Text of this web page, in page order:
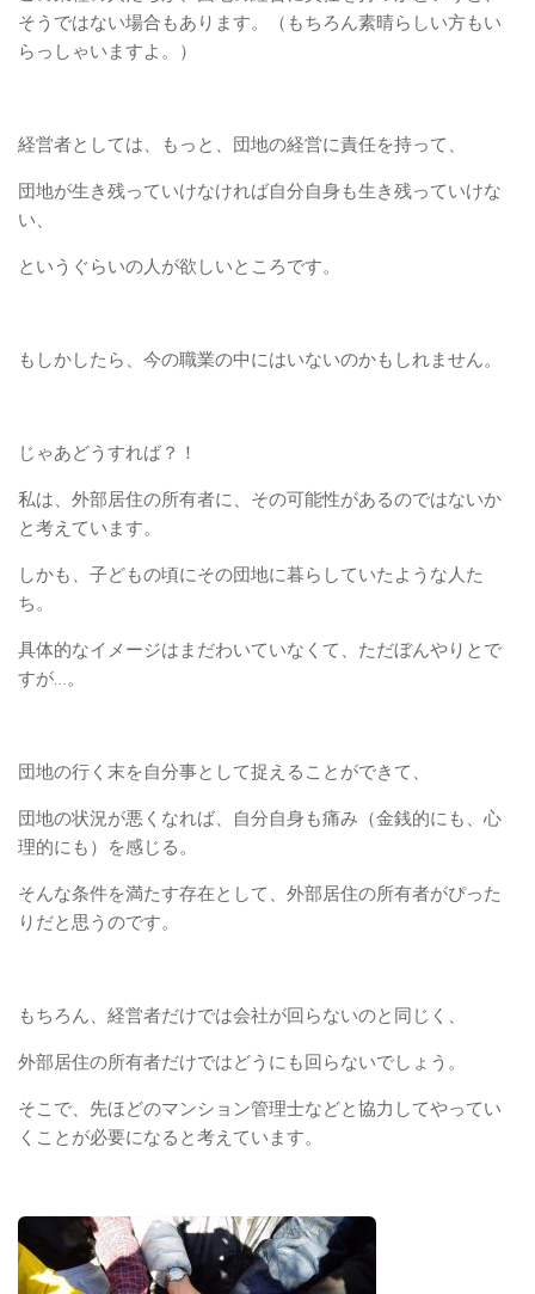
そうではない場合もあります。（もちろん素晴らしい方もい
らっしゃいますよ。）
経営者としては、もっと、団地の経営に責任を持って、
団地が生き残っていけなければ自分自身も生き残っていけな
い、
というぐらいの人が欲しいところです。
もしかしたら、今の職業の中にはいないのかもしれません。
じゃあどうすれば？！
私は、外部居住の所有者に、その可能性があるのではないか
と考えています。
しかも、子どもの頃にその団地に暮らしていたような人た
ち。
具体的なイメージはまだわいていなくて、ただぼんやりとで
すが…。
団地の行く末を自分事として捉えることができて、
団地の状況が悪くなれば、自分自身も痛み（金銭的にも、心
理的にも）を感じる。
そんな条件を満たす存在として、外部居住の所有者がぴった
りだと思うのです。
もちろん、経営者だけでは会社が回らないのと同じく、
外部居住の所有者だけではどうにも回らないでしょう。
そこで、先ほどのマンション管理士などと協力してやってい
くことが必要になると考えています。